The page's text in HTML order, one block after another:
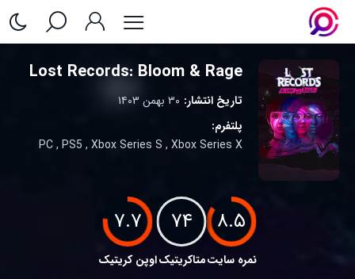
Lost Records: Bloom & Rage
تاریخ انتشار: ۳۰ بهمن ۱۴۰۳
پلتفرم:
PC, PS5 , Xbox Series S , Xbox Series X
۸.۵
نمره سایت
۷۴
متاکریتیک
۷.۷
اوپن کریتیک